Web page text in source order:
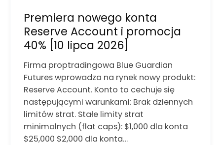
Premiera nowego konta
Reserve Account i promocja
40% [10 lipca 2026]
Firma proptradingowa Blue Guardian
Futures wprowadza na rynek nowy produkt:
Reserve Account. Konto to cechuje się
następującymi warunkami: Brak dziennych
limitów strat. Stałe limity strat
minimalnych (flat caps): $1,000 dla konta
$25,000 $2,000 dla konta…